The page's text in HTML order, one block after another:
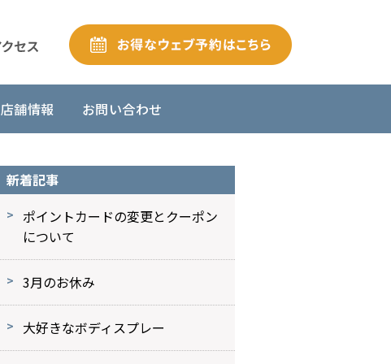
店舗情報 お問い合わせ
新着記事
ポイントカードの変更とクーポン
について
3月のお休み
大好きなボディスプレー